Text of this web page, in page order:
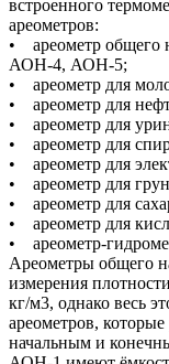
встроенного
ареометров:
• ареометр
АОН-4, АОН-5;
• ареометр для
• ареометр для
• ареометр для
• ареометр для
• ареометр для
• ареометр для
• ареометр для
• ареометр для
• ареометр-
Ареометры общего
измерения
кг/м3, однако весь
ареометров,
начальным и